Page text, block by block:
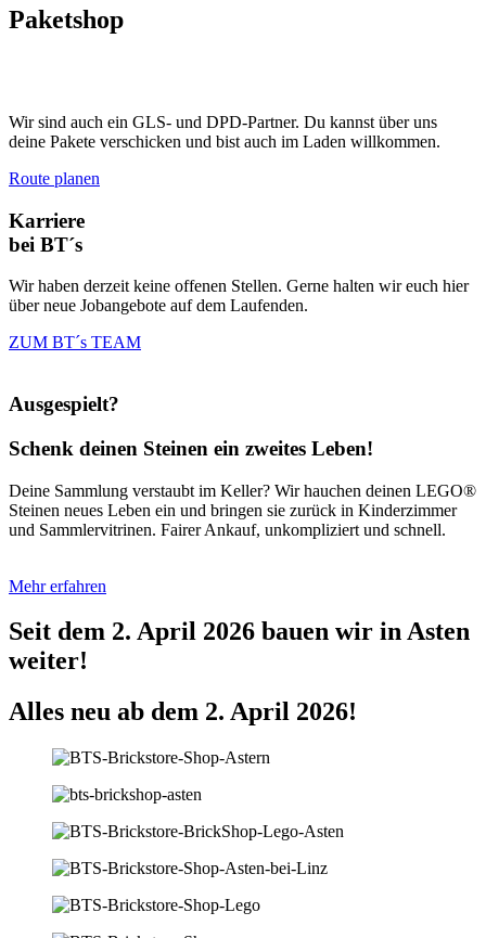
Paketshop
Wir sind auch ein GLS- und DPD-Partner. Du kannst über uns
deine Pakete verschicken und bist auch im Laden willkommen.
Route planen
Karriere
bei BT´s
Wir haben derzeit keine offenen Stellen. Gerne halten wir euch hier
über neue Jobangebote auf dem Laufenden.
ZUM BT´s TEAM
Ausgespielt?
Schenk deinen Steinen ein zweites Leben!
Deine Sammlung verstaubt im Keller? Wir hauchen deinen LEGO®
Steinen neues Leben ein und bringen sie zurück in Kinderzimmer
und Sammlervitrinen. Fairer Ankauf, unkompliziert und schnell.
Mehr erfahren
Seit dem 2. April 2026 bauen wir in Asten
weiter!
Alles neu ab dem 2. April 2026!